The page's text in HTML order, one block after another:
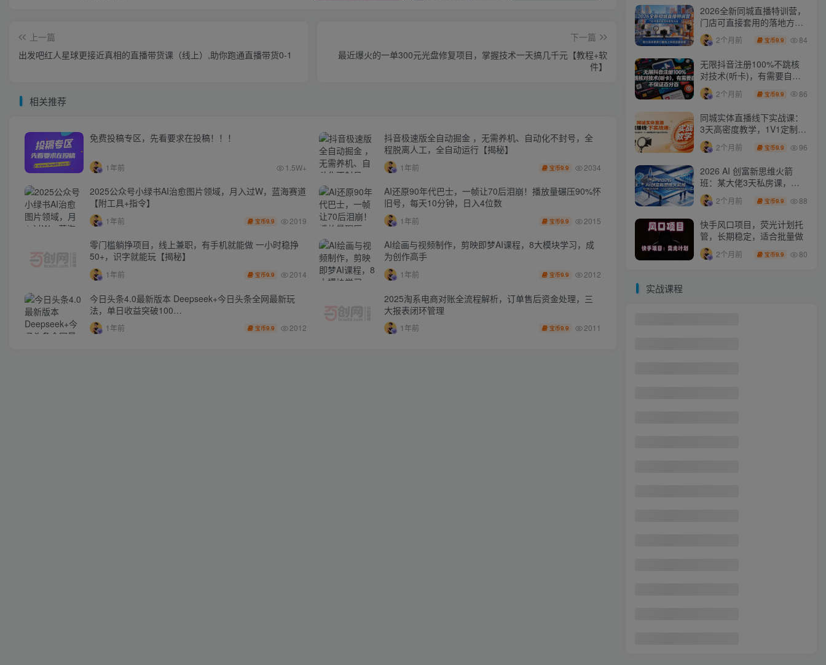
上一篇
出发吧红人星球更接近真相的直播带货课（线上）,助你跑通直播带货0-1
下一篇
最近爆火的一单300元光盘修复项目，掌握技术一天搞几千元【教程+软
件】
相关推荐
免费投稿专区，先看要求在投稿！！！
1年前 1.5W+
抖音极速版全自动掘金 ，无需养机、自动化不封号，全
程脱离人工，全自动运行【揭秘】
1年前 宝币9.9 2034
2025公众号小绿书AI治愈图片领域，月入过W，蓝海赛道
【附工具+指令】
1年前 宝币9.9 2019
AI还原90年代巴士，一帧让70后泪崩！播放量碾压90%怀
旧号，每天10分钟，日入4位数
1年前 宝币9.9 2015
零门槛躺挣项目，线上兼职，有手机就能做 一小时稳挣
50+，识字就能玩【揭秘】
1年前 宝币9.9 2014
AI绘画与视频制作，剪映即梦AI课程，8大模块学习，成
为创作高手
1年前 宝币9.9 2012
今日头条4.0最新版本 Deepseek+今日头条全网最新玩
法，单日收益突破100…
1年前 宝币9.9 2012
2025淘系电商对账全流程解析，订单售后资金处理，三
大报表闭环管理
1年前 宝币9.9 2011
2026全新同城直播特训营，
门店可直接套用的落地方
法，助力实体商家打通线上
同城流量渠道
2个月前 宝币9.9 84
无限抖音注册100%不跳核
对技术(听卡)，有需要自
测，不保证百分百
2个月前 宝币9.9 86
同城实体直播线下实战课：
3天高密度教学，1V1定制货
盘话术快速实现同城爆店
2个月前 宝币9.9 96
2026 AI 创富新思维火箭
班：某大佬3天私房课，一
人公司实体获客商机洞察
2个月前 宝币9.9 88
快手风口项目，荧光计划托
管，长期稳定，适合批量做
2个月前 宝币9.9 80
实战课程